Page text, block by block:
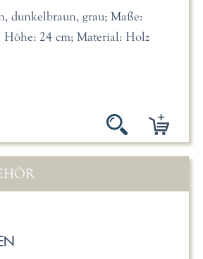
dunkelbraun, grau; Maße:
Höhe: 24 cm; Material: Holz